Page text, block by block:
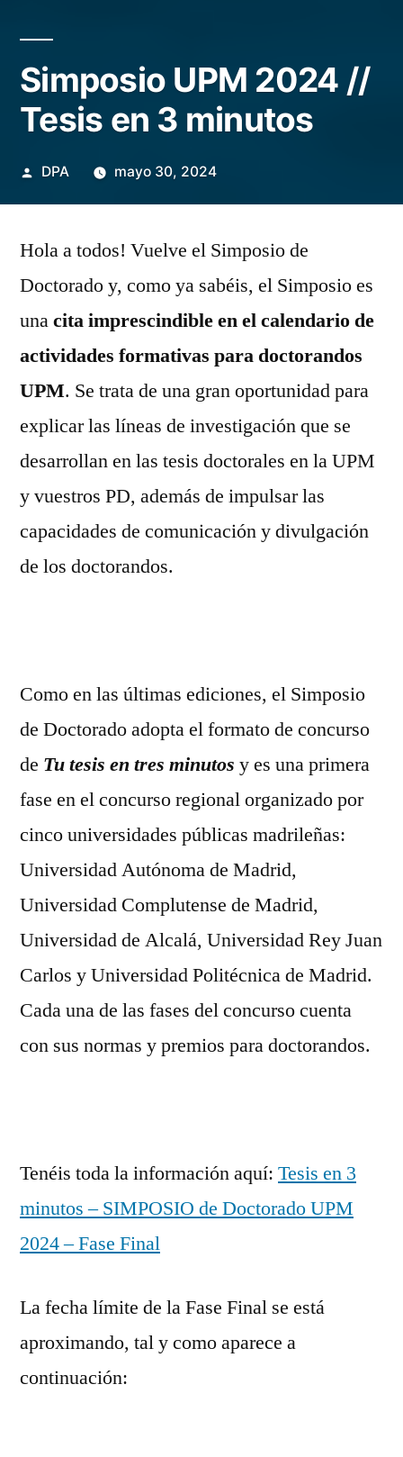
Simposio UPM 2024 //
Tesis en 3 minutos
Publicado
DPA mayo 30, 2024
Hola a todos! Vuelve el Simposio de
Doctorado y, como ya sabéis, el Simposio es
unacita imprescindible en el calendario de
actividades formativas para doctorandos
UPM. Se trata de una gran oportunidad para
explicar las líneas de investigación que se
desarrollan en las tesis doctorales en la UPM
y vuestros PD, además de impulsar las
capacidades de comunicación y divulgación
de los doctorandos.
Como en las últimas ediciones, el Simposio
de Doctorado adopta el formato de concurso
de Tu tesis en tres minutos y es una primera
fase en el concurso regional organizado por
cinco universidades públicas madrileñas:
Universidad Autónoma de Madrid,
Universidad Complutense de Madrid,
Universidad de Alcalá, Universidad Rey Juan
Carlos y Universidad Politécnica de Madrid.
Cada una de las fases del concurso cuenta
con sus normas y premios para doctorandos.
Tenéis toda la información aquí: Tesis en 3
minutos – SIMPOSIO de Doctorado UPM
2024 – Fase Final
La fecha límite de la Fase Final se está
aproximando, tal y como aparece a
continuación: